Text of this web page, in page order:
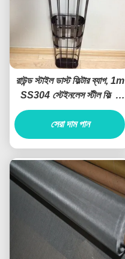
রাউন্ড স্টাইল ডাস্ট ফিল্টার ব্যাগ, 1m
SS304 স্টেইনলেস স্টীল ফিল্টার
খাঁচা
সেরা দাম পান